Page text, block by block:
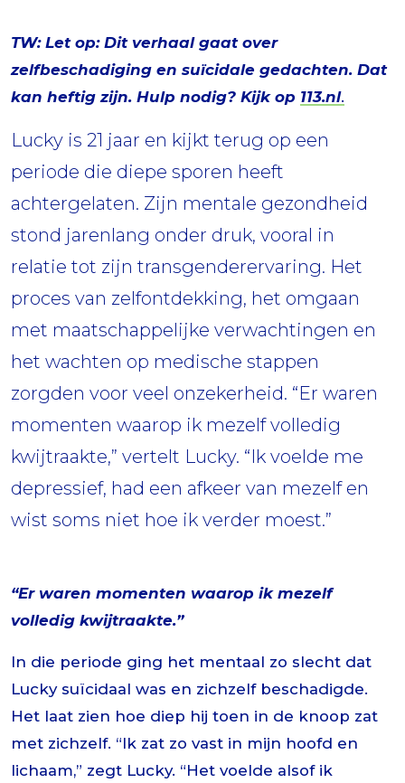
TW: Let op: Dit verhaal gaat over
zelfbeschadiging en suïcidale gedachten. Dat
kan heftig zijn. Hulp nodig? Kijk op 113.nl.
Lucky is 21 jaar en kijkt terug op een
periode die diepe sporen heeft
achtergelaten. Zijn mentale gezondheid
stond jarenlang onder druk, vooral in
relatie tot zijn transgenderervaring. Het
proces van zelfontdekking, het omgaan
met maatschappelijke verwachtingen en
het wachten op medische stappen
zorgden voor veel onzekerheid. “Er waren
momenten waarop ik mezelf volledig
kwijtraakte,” vertelt Lucky. “Ik voelde me
depressief, had een afkeer van mezelf en
wist soms niet hoe ik verder moest.”
“Er waren momenten waarop ik mezelf
volledig kwijtraakte.”
In die periode ging het mentaal zo slecht dat
Lucky suïcidaal was en zichzelf beschadigde.
Het laat zien hoe diep hij toen in de knoop zat
met zichzelf. “Ik zat zo vast in mijn hoofd en
lichaam,” zegt Lucky. “Het voelde alsof ik